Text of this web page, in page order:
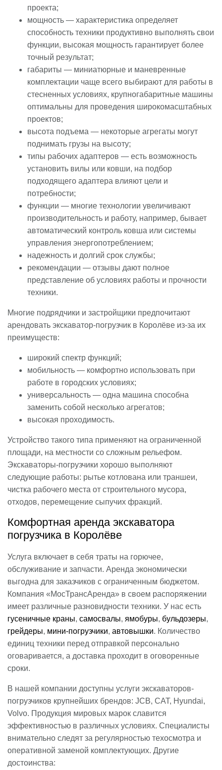
проекта;
мощность — характеристика определяет
способность техники продуктивно выполнять свои
функции, высокая мощность гарантирует более
точный результат;
габариты — миниатюрные и маневренные
комплектации чаще всего выбирают для работы в
стесненных условиях, крупногабаритные машины
оптимальны для проведения широкомасштабных
проектов;
высота подъема — некоторые агрегаты могут
поднимать грузы на высоту;
типы рабочих адаптеров — есть возможность
установить вилы или ковши, на подбор
подходящего адаптера влияют цели и
потребности;
функции — многие технологии увеличивают
производительность и работу, например, бывает
автоматический контроль ковша или системы
управления энергопотреблением;
надежность и долгий срок службы;
рекомендации — отзывы дают полное
представление об условиях работы и прочности
техники.
Многие подрядчики и застройщики предпочитают
арендовать экскаватор-погрузчик в Королёве из-за их
преимуществ:
широкий спектр функций;
мобильность — комфортно использовать при
работе в городских условиях;
универсальность — одна машина способна
заменить собой несколько агрегатов;
высокая проходимость.
Устройство такого типа применяют на ограниченной
площади, на местности со сложным рельефом.
Экскаваторы-погрузчики хорошо выполняют
следующие работы: рытье котлована или траншеи,
чистка рабочего места от строительного мусора,
отходов, перемещение сыпучих фракций.
Комфортная аренда экскаватора
погрузчика в Королёве
Услуга включает в себя траты на горючее,
обслуживание и запчасти. Аренда экономически
выгодна для заказчиков с ограниченным бюджетом.
Компания «МосТрансАренда» в своем распоряжении
имеет различные разновидности техники. У нас есть
гусеничные краны, самосвалы, ямобуры, бульдозеры,
грейдеры, мини-погрузчики, автовышки. Количество
единиц техники перед отправкой персонально
оговаривается, а доставка проходит в оговоренные
сроки.
В нашей компании доступны услуги экскаваторов-
погрузчиков крупнейших брендов: JCB, CAT, Hyundai,
Volvo. Продукция мировых марок славится
эффективностью в различных условиях. Специалисты
внимательно следят за регулярностью техосмотра и
оперативной заменой комплектующих. Другие
достоинства: